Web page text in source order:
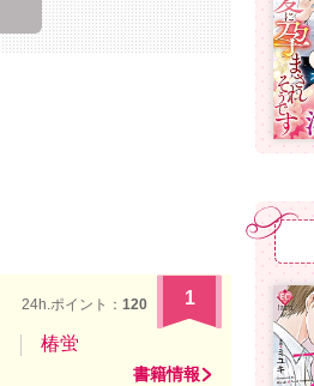
24h.ポイント： 120 1
椿蛍
書籍情報